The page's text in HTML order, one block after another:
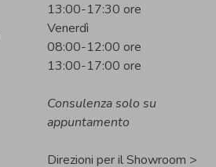
13:00-17:30 ore
Venerdì
08:00-12:00 ore
13:00-17:00 ore
Consulenza solo su
appuntamento
Direzioni per il Showroom >